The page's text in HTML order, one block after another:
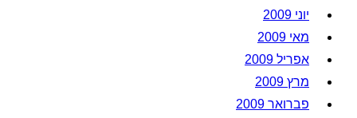
יוני 2009
מאי 2009
אפריל 2009
מרץ 2009
פברואר 2009